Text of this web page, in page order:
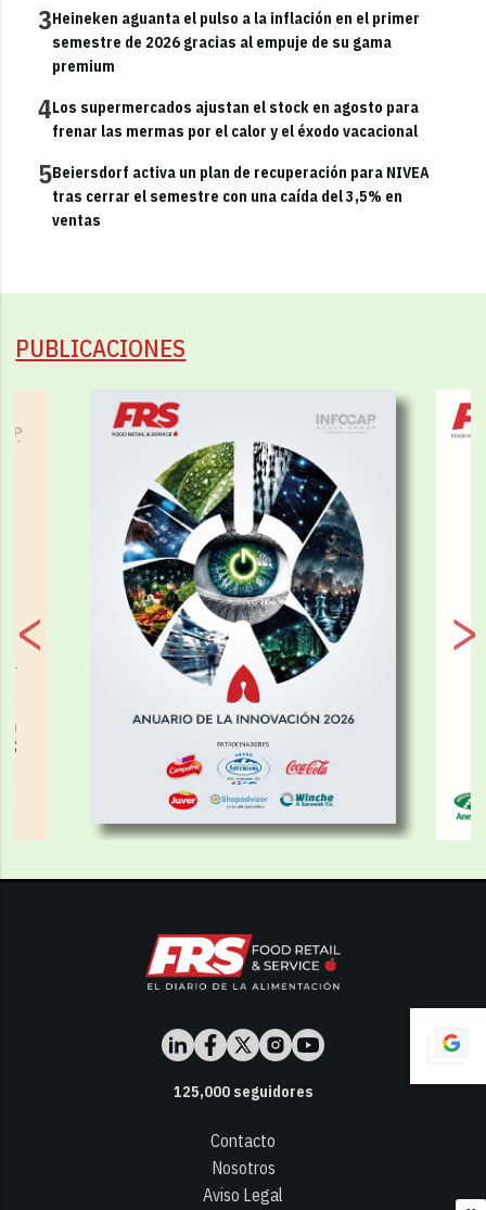
3Heineken aguanta el pulso a la inflación en el primer
semestre de 2026 gracias al empuje de su gama
premium
4Los supermercados ajustan el stock en agosto para
frenar las mermas por el calor y el éxodo vacacional
5Beiersdorf activa un plan de recuperación para NIVEA
tras cerrar el semestre con una caída del 3,5% en
ventas
PUBLICACIONES
125,000seguidores
Contacto
Nosotros
Aviso Legal